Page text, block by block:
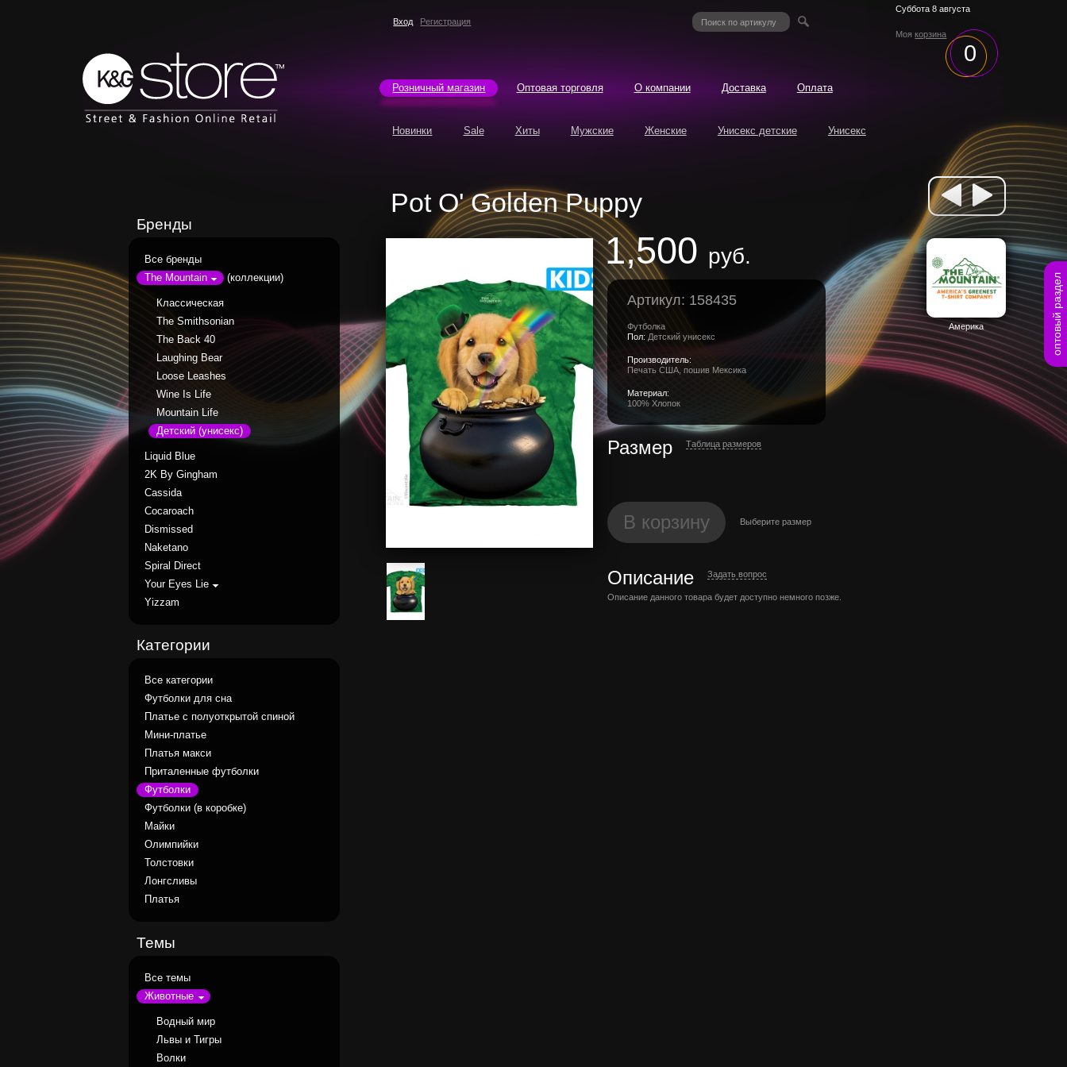
оптовый раздел
Вход Регистрация
Суббота 8 августа
Моякорзина
0
Розничный магазин Оптовая торговля О компании Доставка Оплата
Новинки Sale Хиты Мужские Женские Унисекс детские Унисекс
Pot O' Golden Puppy
Бренды
Все бренды
The Mountain
(коллекции)
Классическая
The Smithsonian
The Back 40
Laughing Bear
Loose Leashes
Wine Is Life
Mountain Life
Детский (унисекс)
Liquid Blue
2K By Gingham
Cassida
Cocaroach
Dismissed
Naketano
Spiral Direct
Your Eyes Lie
Yizzam
Категории
Все категории
Футболки для сна
Платье с полуоткрытой спиной
Мини-платье
Платья макси
Приталенные футболки
Футболки
Футболки (в коробке)
Майки
Олимпийки
Толстовки
Лонгсливы
Платья
Темы
Все темы
Животные
Водный мир
Львы и Тигры
Волки
Америка
1,500 руб.
Артикул: 158435
Футболка
Пол: Детский унисекс
Производитель:
Печать США, пошив Мексика
Материал:
100% Хлопок
Размер Таблица размеров
В корзину Выберите размер
Описание Задать вопрос
Описание данного товара будет доступно немного позже.